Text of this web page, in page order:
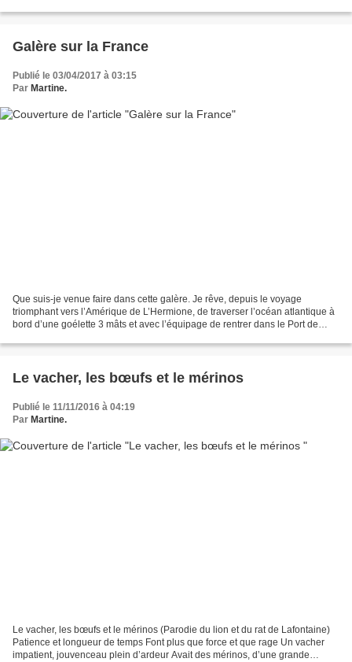
Galère sur la France
Publié le 03/04/2017 à 03:15
Par Martine.
Que suis-je venue faire dans cette galère. Je rêve, depuis le voyage
triomphant vers l’Amérique de L’Hermione, de traverser l’océan atlantique à
bord d’une goélette 3 mâts et avec l’équipage de rentrer dans le Port de
Le vacher, les bœufs et le mérinos
Publié le 11/11/2016 à 04:19
Par Martine.
Le vacher, les bœufs et le mérinos (Parodie du lion et du rat de Lafontaine)
Patience et longueur de temps Font plus que force et que rage Un vacher
impatient, jouvenceau plein d’ardeur Avait des mérinos, d’une grande